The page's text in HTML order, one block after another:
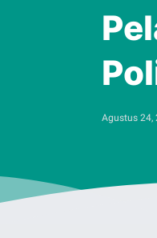
Agustus 24,